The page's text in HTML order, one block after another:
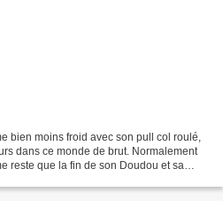
bien moins froid avec son pull col roulé,
dans ce monde de brut. Normalement
reste que la fin de son Doudou et sa